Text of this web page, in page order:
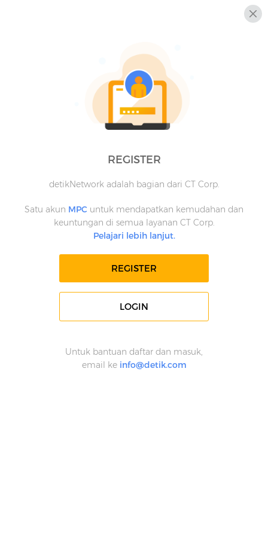
REGISTER
detikNetwork adalah bagian dari CT Corp.
Satu akun MPC untuk mendapatkan kemudahan dan
keuntungan di semua layanan CT Corp.
Pelajari lebih lanjut.
REGISTER
LOGIN
Untuk bantuan daftar dan masuk,
email ke info@detik.com